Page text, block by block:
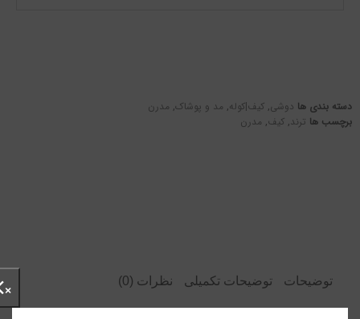
×
دسته بندی ها دوشی, کیف|کوله, مد و پوشاک, مدرن
برچسب ها ترند, کیف, مدرن
توضیحات توضیحات تکمیلی نظرات (0)